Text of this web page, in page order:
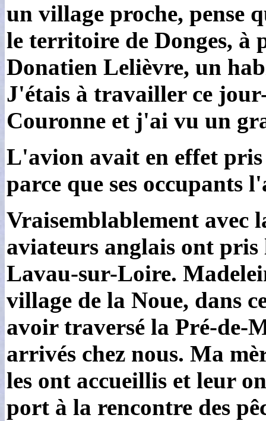
un village proche, pense
le territoire de Donges, à
Donatien Lelièvre, un
J'étais à travailler ce
Couronne et j'ai vu un
L'avion avait en effet
parce que ses occupants
Vraisemblablement avec
aviateurs anglais ont pris
Lavau-sur-Loire.
village de la Noue, dans
avoir traversé la Pré-de-
arrivés chez nous. Ma
les ont accueillis et leur
port à la rencontre des